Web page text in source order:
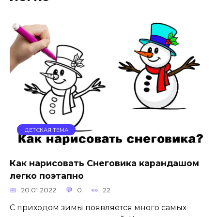
ДЕТСКАЯ ТЕМА
Как нарисовать Снеговика карандашом
легко поэтапно
20.01.2022 0 22
С приходом зимы появляется много самых